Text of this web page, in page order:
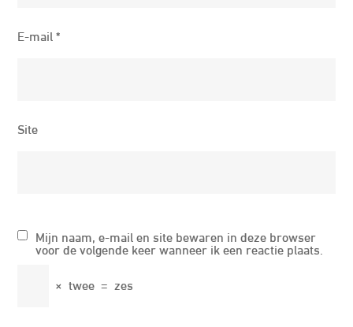
E-mail*
Site
Mijn naam, e-mail en site bewaren in deze browser
voor de volgende keer wanneer ik een reactie plaats.
× twee = zes